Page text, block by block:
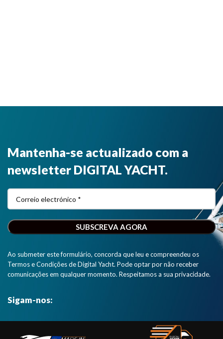
Mantenha-se actualizado com a
newsletter DIGITAL YACHT.
Ao submeter este formulário, concorda que leu e compreendeu os
Termos e Condições de Digital Yacht. Pode optar por não receber
comunicações em qualquer momento. Respeitamos a sua privacidade.
Sigam-nos: